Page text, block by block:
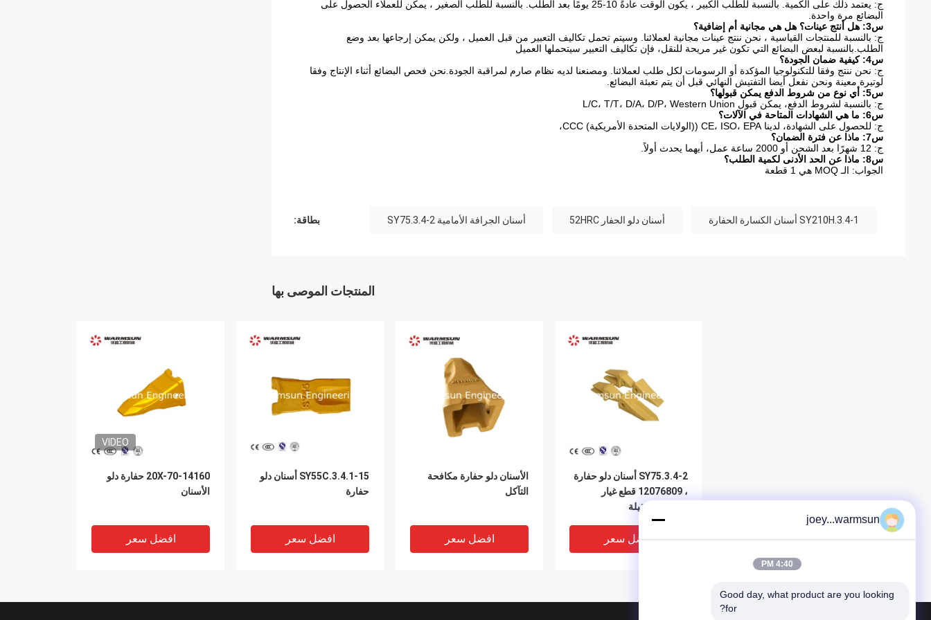
ج: يعتمد ذلك على الكمية. بالنسبة للطلب الكبير ، يكون الوقت عادةً 10-25 يومًا بعد الطلب. بالنسبة للطلب الصغير ، يمكن للعملاء الحصول على
البضائع مرة واحدة.
س3: هل أنتج عينات؟ هل هي مجانية أم إضافية؟
ج: بالنسبة للمنتجات القياسية ، نحن ننتج عينات مجانية لعملائنا. وسيتم تحمل تكاليف التعبير من قبل العميل ، ولكن يمكن إرجاعها بعد وضع
الطلب.بالنسبة لبعض البضائع التي تكون غير مريحة للنقل، فإن تكاليف التعبير سيتحملها العميل
س4: كيفية ضمان الجودة؟
ج: نحن ننتج وفقا للتكنولوجيا المؤكدة أو الرسومات لكل طلب لعملائنا. ومصنعنا لديه نظام صارم لمراقبة الجودة.نحن فحص البضائع أثناء الإنتاج وفقا
لوتيرة معينة ونحن نفعل أيضا التفتيش النهائي قبل أن يتم تعبئة البضائع.
س5: أي نوع من شروط الدفع يمكن قبولها؟
ج: بالنسبة لشروط الدفع، يمكن قبول L/C، T/T، D/A، D/P، Western Union
س6: ما هي الشهادات المتاحة في الآلات؟
ج: للحصول على الشهادة، لدينا CE، ISO، EPA ((الولايات المتحدة الأمريكية) CCC،
س7: ماذا عن فترة الضمان؟
ج: 12 شهرًا بعد الشحن أو 2000 ساعة عمل، أيهما يحدث أولاً.
س8: ماذا عن الحد الأدنى لكمية الطلب؟
الجواب: الـ MOQ هي 1 قطعة
بطاقة: SY210H.3.4-1 أسنان الكسارة الحفارة أسنان دلو الحفار 52HRC أسنان الجرافة الأمامية SY75.3.4-2
المنتجات الموصى بها
VIDEO
20X-70-14160 حفارة دلو
الأسنان
افضل سعر
SY55C.3.4.1-15 أسنان دلو
حفارة
افضل سعر
الأسنان دلو حفارة مكافحة
التآكل
افضل سعر
SY75.3.4-2 أسنان دلو حفارة
، 12076809 قطع غيار
المعدات الثقيلة
افضل سعر
joey...warmsun
4:40 PM
Good day, what product are you looking
for?